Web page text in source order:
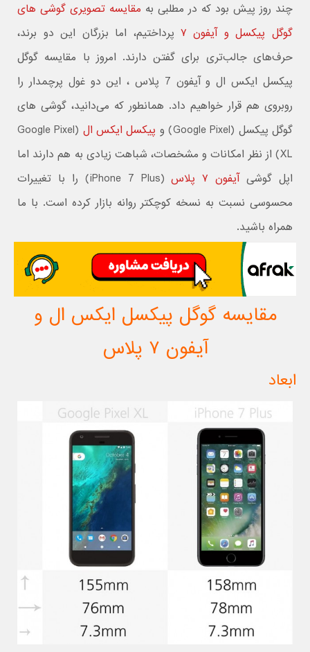
چند روز پیش بود که در مطلبی به مقایسه تصویری گوشی های
گوگل پیکسل و آیفون ۷
پرداختیم، اما بزرگان این دو برند،
حرف‌های جالب‌تری برای گفتن دارند. امروز با مقایسه گوگل
پیکسل ایکس ال و آیفون 7 پلاس ، این دو غول پرچمدار را
روبروی هم قرار خواهیم داد. همانطور که می‌دانید، گوشی های
گوگل پیکسل (Google Pixel) و
پیکسل ایکس ال (Google Pixel
XL) از نظر امکانات و مشخصات، شباهت زیادی به هم دارند اما
اپل گوشیآیفون ۷ پلاس
(iPhone 7 Plus) را با تغییرات
محسوسی نسبت به نسخه کوچکتر روانه بازار کرده است. با ما
همراه باشید.
مقایسه گوگل پیکسل ایکس ال و
آیفون ۷ پلاس
ابعاد